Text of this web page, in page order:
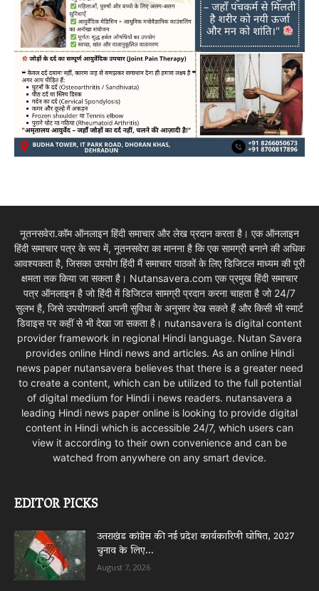
नूतनसवेरा.कॉम ऑनलाइन हिंदी समाचार और लेख प्रदान करता है। एक ऑनलाइन
हिंदी समाचार पत्र के रूप में, नूतनसवेरा का मानना है कि एक सामग्री बनाने की अधिक
आवश्यकता है, जिसका उपयोग हिंदी मैं समाचार पाठकों के लिए डिजिटल माध्यम की पूरी
क्षमता तक किया जा सकता है। Nutansavera.com एक प्रमुख हिंदी समाचार
पत्र ऑनलाइन है जो हिंदी में डिजिटल सामग्री प्रदान करना चाहता है जो 24/7
सुलभ है, जिसे उपयोगकर्ता अपनी सुविधा के अनुसार देख सकते हैं और किसी भी स्मार्ट
डिवाइस पर कहीं से भी देखा जा सकता है। nutansavera is digital content
provider framework in regional Hindi language. Nutan Savera
provides online Hindi news and articles. As an online Hindi
news paper nutansavera believes that there is a greater need
to create a content, which can be utilized to the full potential
of digital medium for Hindi i news readers. nutansavera a
leading Hindi news paper online is looking to provide digital
content in Hindi which is accessible 24/7, which users can
view it according to their own convenience and can be
watched from anywhere on any smart device.
EDITOR PICKS
उत्तराखंड कांग्रेस की नई प्रदेश कार्यकारिणी घोषित, 2027
चुनाव के लिए...
August 7, 2026